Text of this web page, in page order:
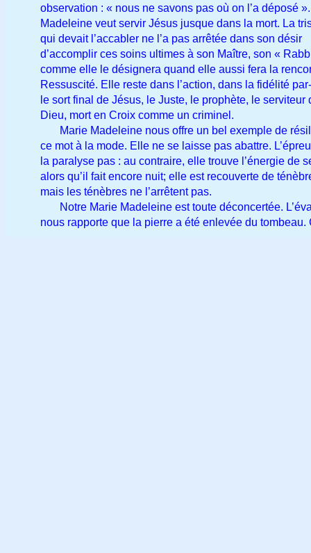
observation : « nous ne savons pas où on l’a déposé
Madeleine veut servir Jésus jusque dans la mort. La
qui devait l’accabler ne l’a pas arrêtée dans son désir
d’accomplir ces soins ultimes à son Maître, son «
comme elle le désignera quand elle aussi fera la
Ressuscité. Elle reste dans l’action, dans la fidélité
le sort final de Jésus, le Juste, le prophète, le serviteur
Dieu, mort en Croix comme un criminel.
Marie Madeleine nous offre un bel exemple de
ce mot à la mode. Elle ne se laisse pas abattre.
la paralyse pas : au contraire, elle trouve l’énergie de
alors qu’il fait encore nuit; elle est recouverte de
mais les ténèbres ne l’arrêtent pas.
Notre Marie Madeleine est toute déconcertée.
nous rapporte que la pierre a été enlevée du tombeau.